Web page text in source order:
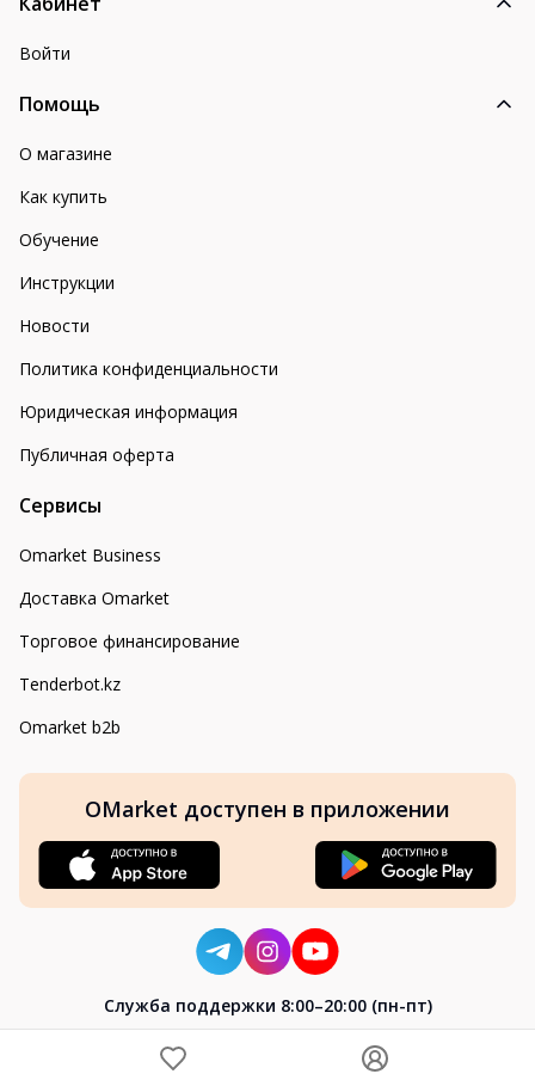
Войти
Помощь
О магазине
Как купить
Обучение
Инструкции
Новости
Политика конфиденциальности
Юридическая информация
Публичная оферта
Сервисы
Omarket Business
Доставка Omarket
Торговое финансирование
Tenderbot.kz
Omarket b2b
OMarket доступен в приложении
Cлужба поддержки 8:00–20:00 (пн-пт)